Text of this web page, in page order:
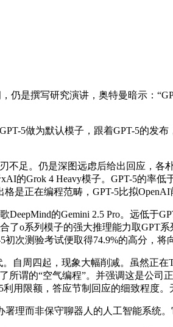
是撰写研究演讲，奥特曼暗示：
5做为默认模子，跟着GPT-5的发
。仍是深图远虑后给出回应，各朴
的Grok 4 Heavy模子。GPT-5的率
正在编程范畴，GPT-5比拟
的Gemini 2.5 Pro。远低于
o系列模子的强大推理能力取GPT
次测验考试便取得74.9%的高分，将
周四起，现象大幅削减。虽然正在
谓的“空气编程”。并强调这是公
用限额，答应节制回应的细致程度
而非保守聊器人的人工智能系统。